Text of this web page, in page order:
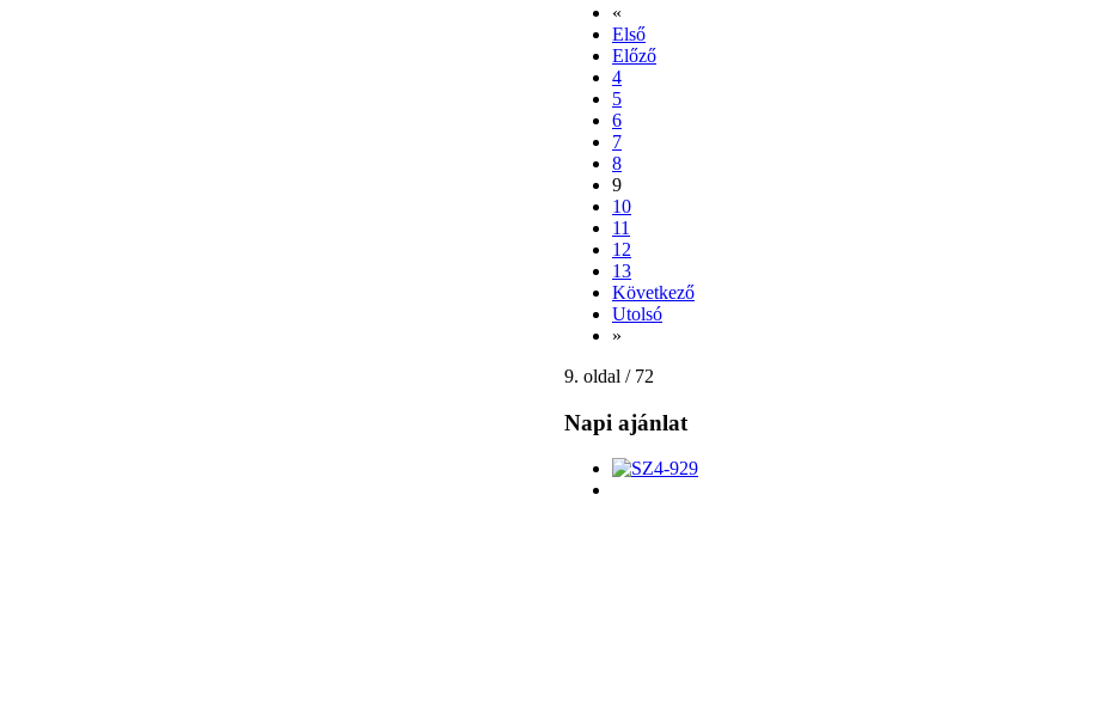
«
Első
Előző
4
5
6
7
8
9
10
11
12
13
Következő
Utolsó
»
9. oldal / 72
Napi ajánlat